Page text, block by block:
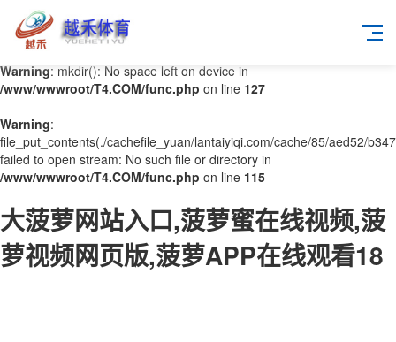
Warning: mkdir(): No space left on device in
/www/wwwroot/T4.COM/func.php on line 127
Warning:
file_put_contents(./cachefile_yuan/lantaiyiqi.com/cache/85/aed52/
failed to open stream: No such file or directory in
/www/wwwroot/T4.COM/func.php on line 115
大菠萝网站入口,菠萝蜜在线视频,菠
萝视频网页版,菠萝APP在线观看18